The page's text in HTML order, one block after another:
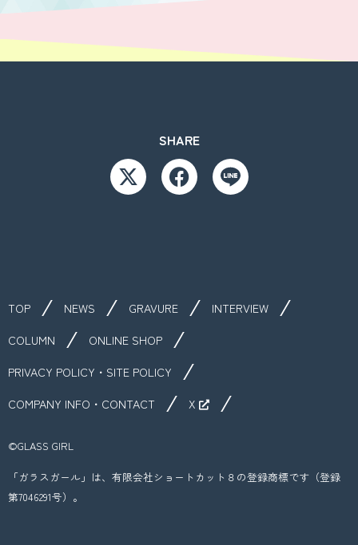
SHARE
TOP NEWS GRAVURE
INTERVIEW
COLUMN
ONLINE SHOP
PRIVACY POLICY・SITE POLICY
COMPANY INFO・CONTACT
X
©︎GLASS GIRL
「ガラスガール」は、有限会社ショートカット８の登録商標です（登録
第7046291号）。